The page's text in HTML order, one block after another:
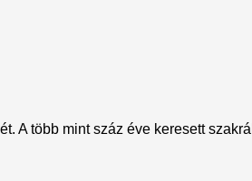
A több mint száz éve keresett